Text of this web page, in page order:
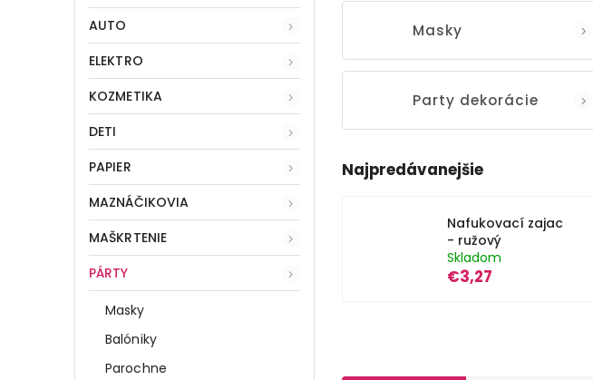
AUTO
ELEKTRO
KOZMETIKA
DETI
PAPIER
MAZNÁČIKOVIA
MAŠKRTENIE
PÁRTY
Masky
Balóniky
Parochne
Masky
Party dekorácie
Najpredávanejšie
Nafukovací zajac
- ružový
Skladom
€3,27